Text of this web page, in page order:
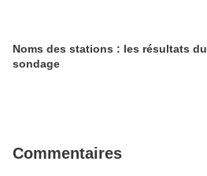
Noms des stations : les résultats du
sondage
Commentaires